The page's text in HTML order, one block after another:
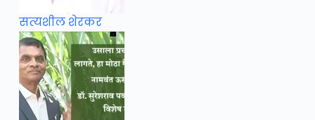
सत्यशील शेरकर